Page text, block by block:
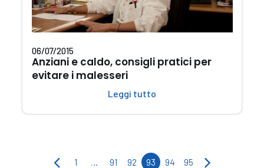
06/07/2015
Anziani e caldo, consigli pratici per
evitare i malesseri
Leggi tutto
1 91 92 93 94 95